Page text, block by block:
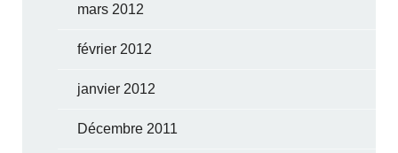
mars 2012
février 2012
janvier 2012
Décembre 2011